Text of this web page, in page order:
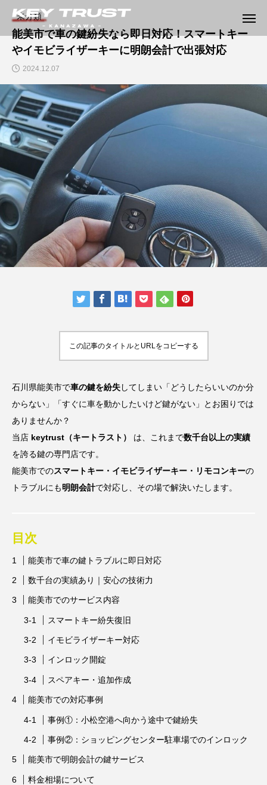
未分類
能美市で車の鍵紛失なら即日対応！スマートキー
やイモビライザーキーに明朗会計で出張対応
2024.12.07
この記事のタイトルとURLをコピーする
石川県能美市で車の鍵を紛失してしまい「どうしたらいいのか分
からない」「すぐに車を動かしたいけど鍵がない」とお困りでは
ありませんか？
当店 keytrust（キートラスト） は、これまで数千台以上の実績
を誇る鍵の専門店です。
能美市でのスマートキー・イモビライザーキー・リモコンキーの
トラブルにも明朗会計で対応し、その場で解決いたします。
目次
能美市で車の鍵トラブルに即日対応
数千台の実績あり｜安心の技術力
能美市でのサービス内容
スマートキー紛失復旧
イモビライザーキー対応
インロック開錠
スペアキー・追加作成
能美市での対応事例
事例①：小松空港へ向かう途中で鍵紛失
事例②：ショッピングセンター駐車場でのインロック
能美市で明朗会計の鍵サービス
料金相場について